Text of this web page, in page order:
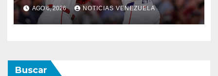
AGO 6, 2026 NOTICIAS VENEZUELA
Buscar